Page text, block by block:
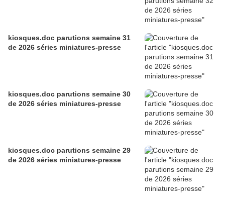
kiosques.doc parutions semaine 31
de 2026 séries miniatures-presse
kiosques.doc parutions semaine 30
de 2026 séries miniatures-presse
kiosques.doc parutions semaine 29
de 2026 séries miniatures-presse